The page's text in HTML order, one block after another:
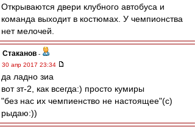
Открываются двери клубного автобуса и
команда выходит в костюмах. У чемпионства
нет мелочей.
Cтаканов -
30 апр 2017 23:34
да ладно зиа
вот зт-2, как всегда:) просто кумиры
"без нас их чемпиенство не настоящее"(с)
рыдаю:))